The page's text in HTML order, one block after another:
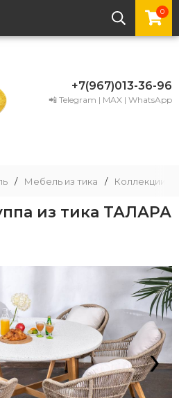
0
+7(967)013-36-96
📲 Telegram | MAX | WhatsApp
/ Мебель из тика / Коллекции
из тика ТАЛАРА
›